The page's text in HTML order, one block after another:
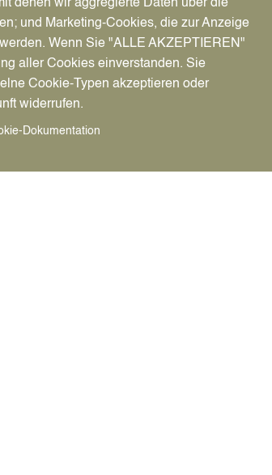
angeben.
aus dem Dattelner
Bankverbindung angeben können oder
Online-Service an. Nach einer
Anmeldung können sie
Auskunft wird ebenfalls elektronisch über
in Rechnung gestellt. Auch bei diesem
denen wir aggregierte Daten über die
und Marketing-Cookies, die zur Anzeige
Wenn Sie "ALLE AKZEPTIEREN"
aller Cookies einverstanden. Sie
Cookie-Typen akzeptieren oder
widerrufen.
Dokumentation